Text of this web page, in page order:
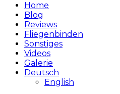
Home
Blog
Reviews
Fliegenbinden
Sonstiges
Videos
Galerie
Deutsch
English